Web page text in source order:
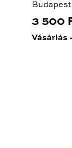
3 500
Vásárlás